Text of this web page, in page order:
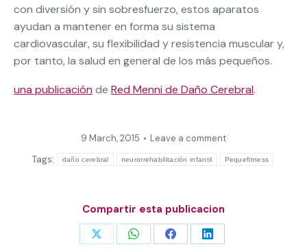
con diversión y sin sobresfuerzo, estos aparatos
ayudan a mantener en forma su sistema
cardiovascular, su flexibilidad y resistencia muscular y,
por tanto, la salud en general de los más pequeños.
una publicación de Red Menni de Daño Cerebral.
9 March, 2015
Leave a comment
Tags:
daño cerebral neurorrehabilitación infantil Pequefitness
Compartir esta publicacion
Share Share Share Share